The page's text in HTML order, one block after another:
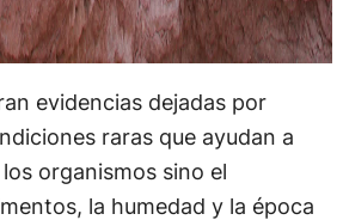
evidencias dejadas por
raras que ayudan a
organismos sino el
la humedad y la época